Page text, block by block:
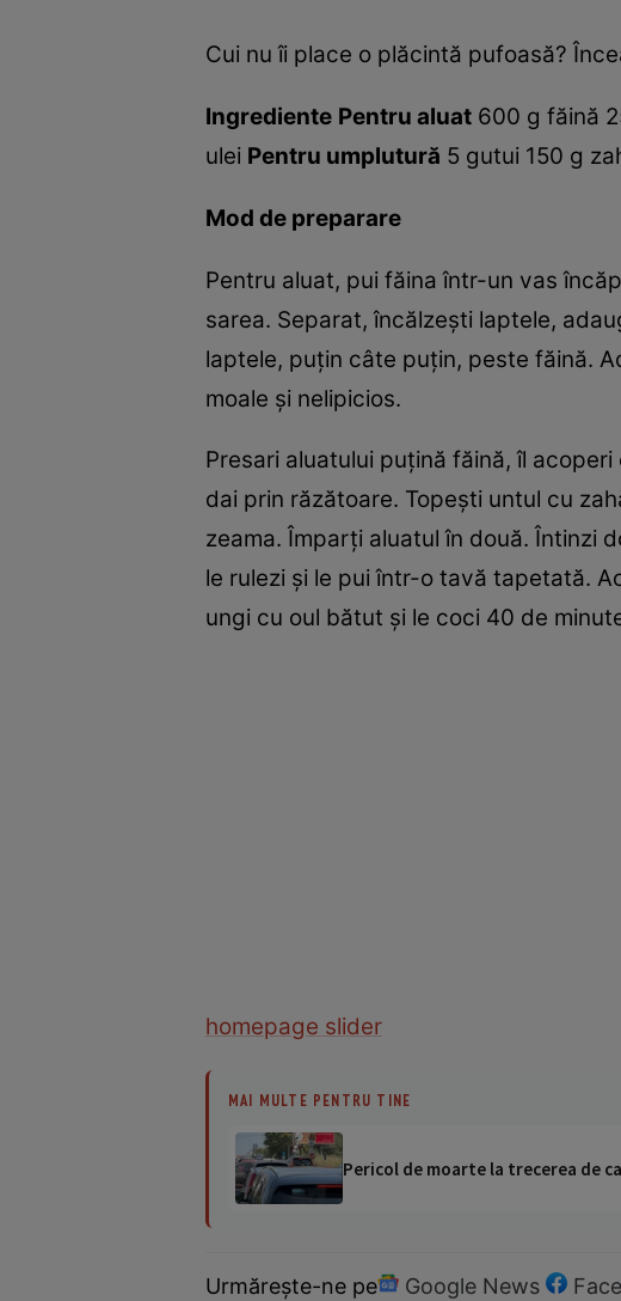
Cui nu îi place o plăcintă pufoasă?
Ingrediente Pentru aluat 600 g făină
ulei Pentru umplutură 5 gutui 150 g
Mod de preparare
Pentru aluat, pui făina într-un vas
sarea. Separat, încălzeşti laptele,
laptele, puţin câte puţin, peste făină.
moale şi nelipicios.
Presari aluatului puţină făină, îl
dai prin răzătoare. Topeşti untul cu
zeama. Împarţi aluatul în două. Întinzi
le rulezi şi le pui într-o tavă tapetată.
ungi cu oul bătut şi le coci 40 de
homepage slider
MAI MULTE PENTRU TINE
Pericol de moarte la trecerea de
Urmărește-ne pe Google News